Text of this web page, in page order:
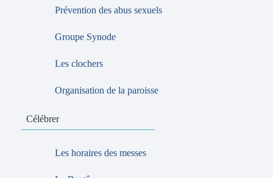
Prévention des abus sexuels
Groupe Synode
Les clochers
Organisation de la paroisse
Célébrer
Les horaires des messes